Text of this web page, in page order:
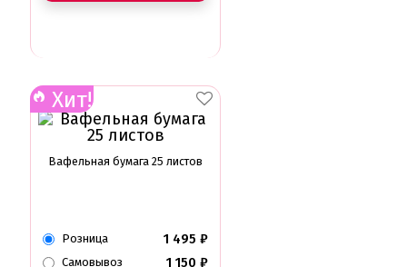
Хит!
Вафельная бумага 25 листов
Розница 1 495 ₽
Самовывоз 1 150 ₽